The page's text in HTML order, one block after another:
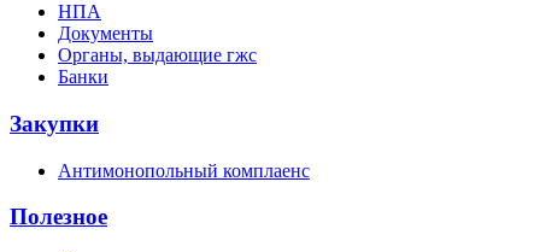
НПА
Документы
Органы, выдающие гжс
Банки
Закупки
Антимонопольный комплаенс
Полезное